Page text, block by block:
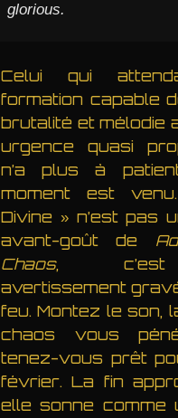
glorious.
Celui qui
formation capable
brutalité et mélodie
urgence quasi
n’a plus à
moment est
Divine » n’est pas
avant-goût de
Chaos,
avertissement
feu. Montez le son,
chaos vous
tenez-vous prêt
février. La fin
elle sonne comme